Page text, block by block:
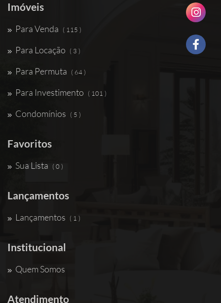
Imóveis
Para Venda ( 115 )
Para Locação ( 3 )
Para Permuta ( 64 )
Para Investimento ( 101 )
Condomínios ( 5 )
Favoritos
Sua Lista ( 0 )
Lançamentos
Lançamentos ( 1 )
Institucional
Quem Somos
Atendimento